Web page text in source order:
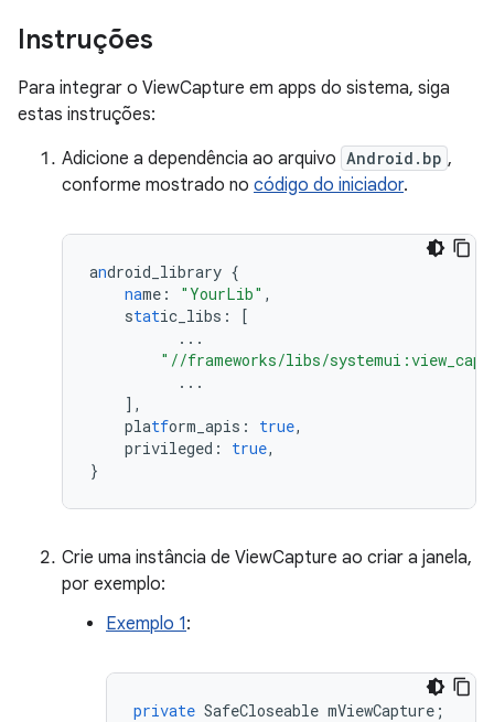
Instruções
Para integrar o ViewCapture em apps do sistema, siga
estas instruções:
Adicione a dependência ao arquivo Android.bp ,
conforme mostrado no código do iniciador.
android_library {
name : "YourLib" ,
static_libs :
[
...
"//frameworks/libs/
...
],
platform_apis : true,
privileged : true,
}
Crie uma instância de ViewCapture ao criar a janela,
por exemplo:
Exemplo 1:
private SafeCloseable mViewCapture ;